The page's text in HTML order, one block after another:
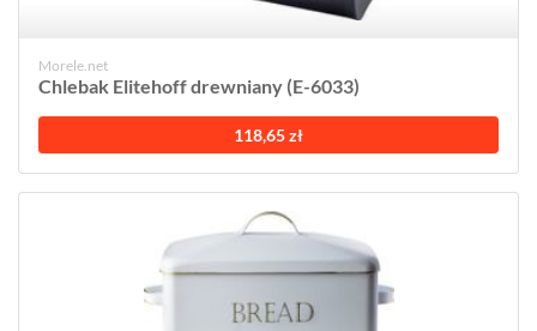
Morele.net
Chlebak Elitehoff drewniany (E-6033)
118,65 zł